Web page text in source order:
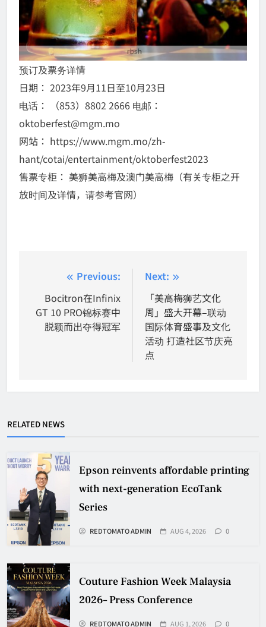
预订及票务详情
日期： 2023年9月11日至10月23日
电话： （853）8802 2666 电邮：
oktoberfest@mgm.mo
网站： https://www.mgm.mo/zh-
hant/cotai/entertainment/oktoberfest2023
售票专柜： 美狮美高梅及澳门美高梅（有关专柜之开
放时间及详情，请参考官网）
navigation
Previous:
Bocitron在Infinix
GT 10 PRO锦标赛中
脱颖而出夺得冠军
Next:
「美高梅狮艺文化
周」盛大开幕–联动
国际体育盛事及文化
活动 打造社区节庆亮
点
RELATED NEWS
Epson reinvents affordable printing
with next-generation EcoTank
Series
REDTOMATO ADMIN AUG 4, 2026 0
Couture Fashion Week Malaysia
2026– Press Conference
REDTOMATO ADMIN AUG 1, 2026 0